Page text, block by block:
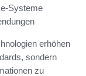
Systeme
erhöhen
sondern
zu